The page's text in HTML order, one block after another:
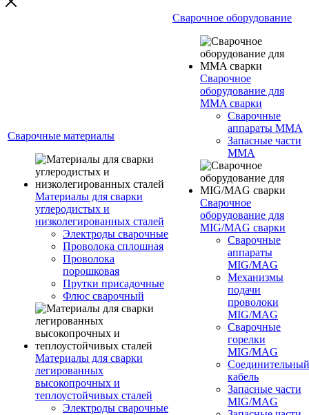
Сварочные материалы
Материалы для сварки
углеродистых и
низколегированных сталей
Электроды сварочные
Проволока сплошная
Проволока
порошковая
Прутки присадочные
Флюс сварочный
Материалы для сварки
легированных
высокопрочных и
теплоустойчивых сталей
Электроды сварочные
Сварочное оборудование
Сварочное
оборудование для
MMA сварки
Сварочные
аппараты MMA
Запасные части
MMA
Сварочное
оборудование для
MIG/MAG сварки
Сварочные
аппараты
MIG/MAG
Механизмы
подачи
проволоки
MIG/MAG
Сварочные
горелки
MIG/MAG
Соединительный
кабель
Запасные части
MIG/MAG